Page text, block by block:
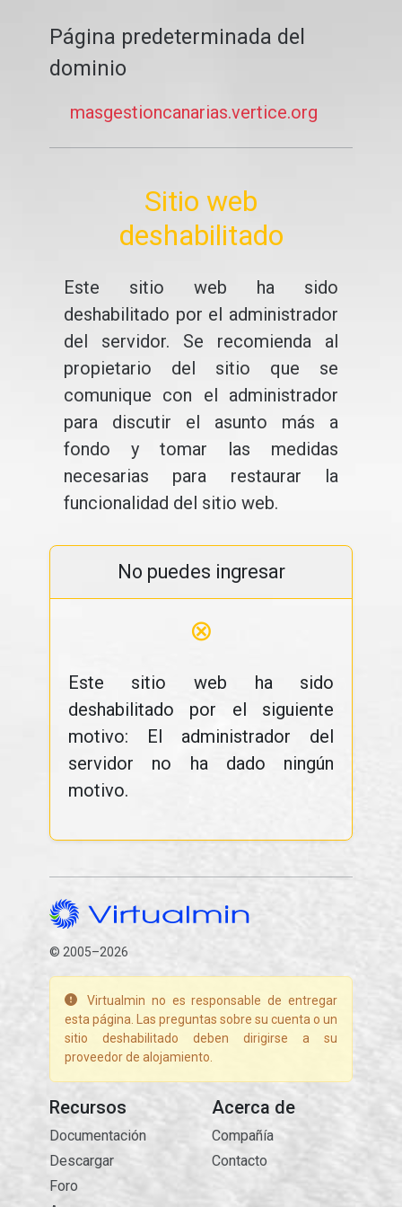
Página predeterminada del
dominio
masgestioncanarias.vertice.org
Sitio web
deshabilitado
Este sitio web ha sido
deshabilitado por el administrador
del servidor. Se recomienda al
propietario del sitio que se
comunique con el administrador
para discutir el asunto más a
fondo y tomar las medidas
necesarias para restaurar la
funcionalidad del sitio web.
No puedes ingresar
⊗
Este sitio web ha sido
deshabilitado por el siguiente
motivo: El administrador del
servidor no ha dado ningún
motivo.
© 2005–2026
Virtualmin no es responsable de entregar
esta página. Las preguntas sobre su cuenta o un
sitio deshabilitado deben dirigirse a su
proveedor de alojamiento.
Recursos
Documentación
Descargar
Foro
Acerca de
Compañía
Contacto